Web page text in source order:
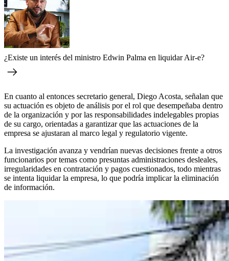
¿Existe un interés del ministro Edwin Palma en liquidar Air-e?
En cuanto al entonces secretario general, Diego Acosta, señalan que
su actuación es objeto de análisis por el rol que desempeñaba dentro
de la organización y por las responsabilidades indelegables propias
de su cargo, orientadas a garantizar que las actuaciones de la
empresa se ajustaran al marco legal y regulatorio vigente.
La investigación avanza y vendrían nuevas decisiones frente a otros
funcionarios por temas como presuntas administraciones desleales,
irregularidades en contratación y pagos cuestionados, todo mientras
se intenta liquidar la empresa, lo que podría implicar la eliminación
de información.